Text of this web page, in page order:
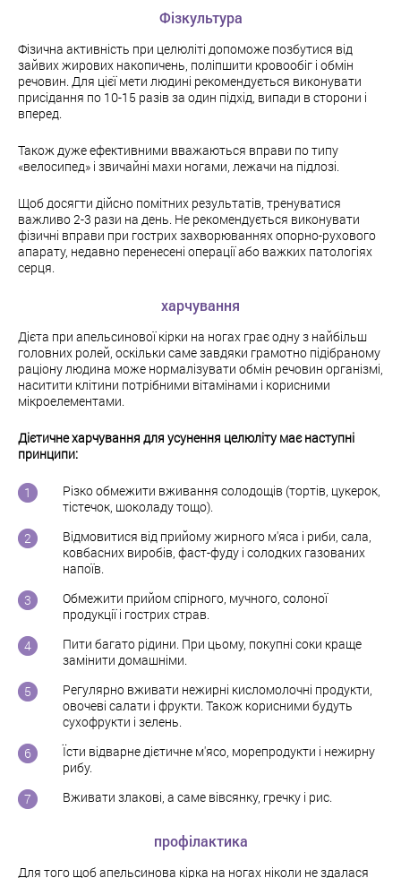
Фізкультура
Фізична активність при целюліті допоможе позбутися від
зайвих жирових накопичень, поліпшити кровообіг і обмін
речовин. Для цієї мети людині рекомендується виконувати
присідання по 10-15 разів за один підхід, випади в сторони і
вперед.
Також дуже ефективними вважаються вправи по типу
«велосипед» і звичайні махи ногами, лежачи на підлозі.
Щоб досягти дійсно помітних результатів, тренуватися
важливо 2-3 рази на день. Не рекомендується виконувати
фізичні вправи при гострих захворюваннях опорно-рухового
апарату, недавно перенесені операції або важких патологіях
серця.
харчування
Дієта при апельсинової кірки на ногах грає одну з найбільш
головних ролей, оскільки саме завдяки грамотно підібраному
раціону людина може нормалізувати обмін речовин організмі,
наситити клітини потрібними вітамінами і корисними
мікроелементами.
Дієтичне харчування для усунення целюліту має наступні
принципи:
Різко обмежити вживання солодощів (тортів, цукерок,
тістечок, шоколаду тощо).
Відмовитися від прийому жирного м'яса і риби, сала,
ковбасних виробів, фаст-фуду і солодких газованих
напоїв.
Обмежити прийом спірного, мучного, солоної
продукції і гострих страв.
Пити багато рідини. При цьому, покупні соки краще
замінити домашніми.
Регулярно вживати нежирні кисломолочні продукти,
овочеві салати і фрукти. Також корисними будуть
сухофрукти і зелень.
Їсти відварне дієтичне м'ясо, морепродукти і нежирну
рибу.
Вживати злакові, а саме вівсянку, гречку і рис.
профілактика
Для того щоб апельсинова кірка на ногах ніколи не здалася